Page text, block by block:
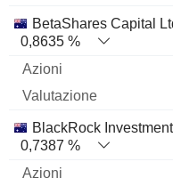
BetaShares Capital
0,8635 %
BlackRock
0,7387 %